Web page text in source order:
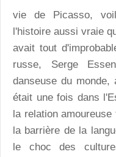
vie de Picasso,
l'histoire aussi vraie
avait tout
russe, Serge
danseuse du monde,
était une fois dans
la relation
la barrière de la
le choc des